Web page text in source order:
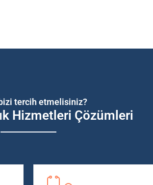
tercih etmelisiniz?
Hizmetleri Çözümleri